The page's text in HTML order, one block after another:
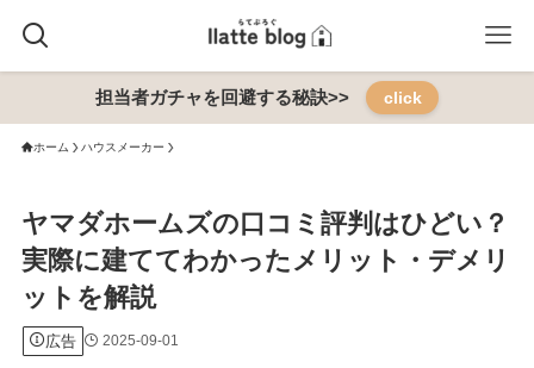
担当者ガチャを回避する秘訣>> click
ホーム ハウスメーカー
ヤマダホームズの口コミ評判はひどい？
実際に建ててわかったメリット・デメリ
ットを解説
広告 2025-09-01